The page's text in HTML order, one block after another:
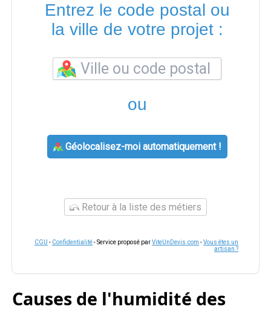
Entrez le code postal ou
la ville de votre projet :
ou
Géolocalisez-moi automatiquement !
Retour à la liste des métiers
CGU - Confidentialité- Service proposé parViteUnDevis.com -Vous êtes un
artisan ?
Causes de l'humidité des